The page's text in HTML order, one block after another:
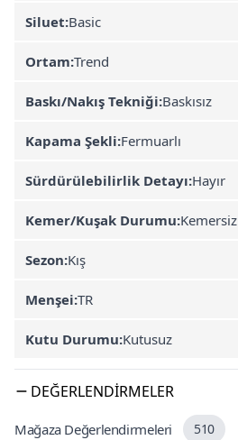
Siluet:Basic
Ortam:Trend
Baskı/Nakış Tekniği:Baskısız
Kapama Şekli:Fermuarlı
Sürdürülebilirlik Detayı:Hayır
Kemer/Kuşak Durumu:Kemersiz
Sezon:Kış
Menşei:TR
Kutu Durumu:Kutusuz
DEĞERLENDIRMELER
Mağaza Değerlendirmeleri 510